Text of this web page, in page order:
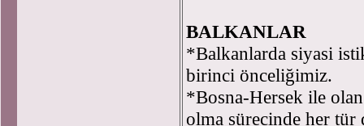
BALKANLAR
*Balkanlarda siyasi
birinci önceliğimiz.
*Bosna-Hersek ile
olma sürecinde her tür